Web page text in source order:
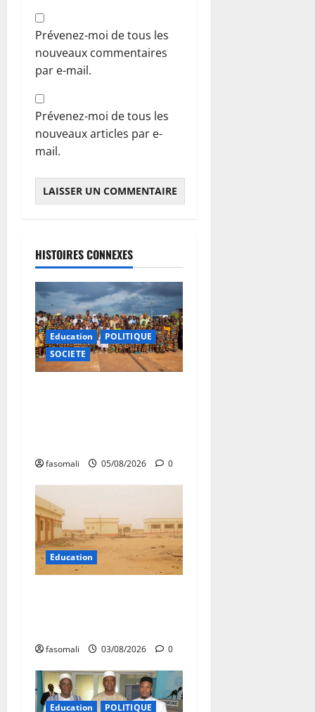
Prévenez-moi de tous les
nouveaux commentaires
par e-mail.
Prévenez-moi de tous les
nouveaux articles par e-
mail.
HISTOIRES CONNEXES
Education
POLITIQUE
SOCIETE
fasomali 05/08/2026 0
Education
fasomali 03/08/2026 0
Education POLITIQUE